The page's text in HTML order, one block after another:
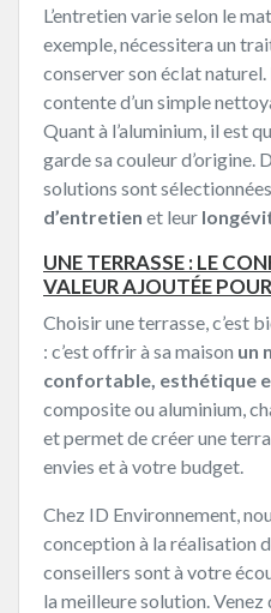
L’entretien varie selon le
exemple, nécessitera un
conserver son éclat naturel.
contente d’un simple
Quant à l’aluminium, il est
garde sa couleur d’origine.
solutions sont
d’entretien et leur
UNE TERRASSE : LE
VALEUR AJOUTÉE
Choisir une terrasse, c’est
: c’est offrir à sa maison un
confortable, esthétique
composite ou aluminium,
et permet de créer une
envies et à votre budget.
Chez ID Environnement,
conception à la réalisation
conseillers sont à votre
la meilleure solution.